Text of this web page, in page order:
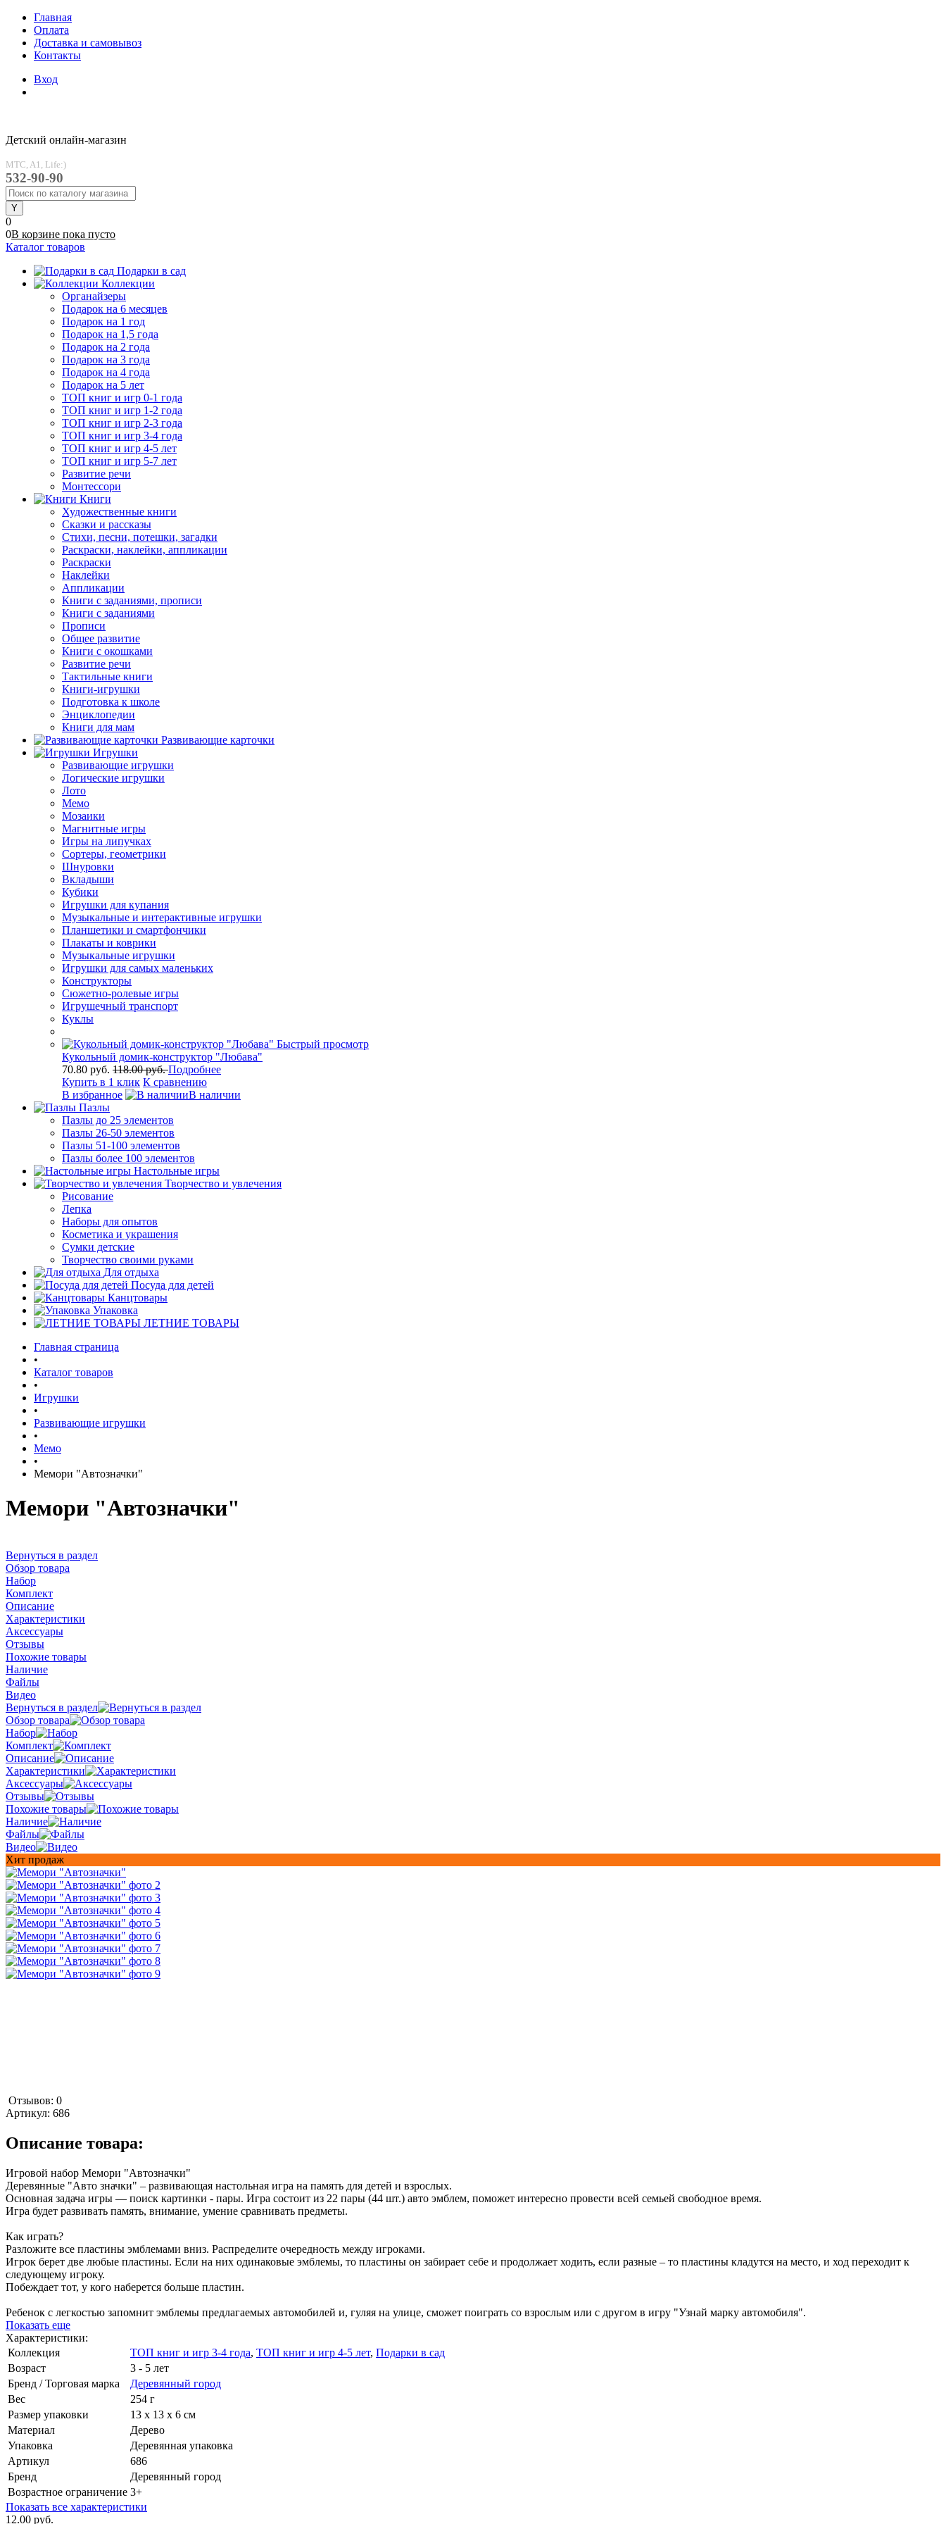
Главная
Оплата
Доставка и самовывоз
Контакты
Вход
Детский онлайн-магазин
MTC, A1, Life:)
532-90-90
0
0В корзине пока пусто
Каталог товаров
Подарки в сад
Коллекции
Органайзеры
Подарок на 6 месяцев
Подарок на 1 год
Подарок на 1,5 года
Подарок на 2 года
Подарок на 3 года
Подарок на 4 года
Подарок на 5 лет
ТОП книг и игр 0-1 года
ТОП книг и игр 1-2 года
ТОП книг и игр 2-3 года
ТОП книг и игр 3-4 года
ТОП книг и игр 4-5 лет
ТОП книг и игр 5-7 лет
Развитие речи
Монтессори
Книги
Художественные книги
Сказки и рассказы
Стихи, песни, потешки, загадки
Раскраски, наклейки, аппликации
Раскраски
Наклейки
Аппликации
Книги с заданиями, прописи
Книги с заданиями
Прописи
Общее развитие
Книги с окошками
Развитие речи
Тактильные книги
Книги-игрушки
Подготовка к школе
Энциклопедии
Книги для мам
Развивающие карточки
Игрушки
Развивающие игрушки
Логические игрушки
Лото
Мемо
Мозаики
Магнитные игры
Игры на липучках
Сортеры, геометрики
Шнуровки
Вкладыши
Кубики
Игрушки для купания
Музыкальные и интерактивные игрушки
Планшетики и смартфончики
Плакаты и коврики
Музыкальные игрушки
Игрушки для самых маленьких
Конструкторы
Сюжетно-ролевые игры
Игрушечный транспорт
Куклы
Быстрый просмотр
Кукольный домик-конструктор "Любава"
70.80 руб. 118.00 руб.Подробнее
Купить в 1 клик К сравнению
В избранное
В наличии
Пазлы
Пазлы до 25 элементов
Пазлы 26-50 элементов
Пазлы 51-100 элементов
Пазлы более 100 элементов
Настольные игры
Творчество и увлечения
Рисование
Лепка
Наборы для опытов
Косметика и украшения
Сумки детские
Творчество своими руками
Для отдыха
Посуда для детей
Канцтовары
Упаковка
ЛЕТНИЕ ТОВАРЫ
Главная страница
•
Каталог товаров
•
Игрушки
•
Развивающие игрушки
•
Мемо
•
Мемори "Автозначки"
Мемори "Автозначки"
Вернуться в раздел
Обзор товара
Набор
Комплект
Описание
Характеристики
Аксессуары
Отзывы
Похожие товары
Наличие
Файлы
Видео
Вернуться в раздел
Обзор товара
Набор
Комплект
Описание
Характеристики
Аксессуары
Отзывы
Похожие товары
Наличие
Файлы
Видео
Хит продаж
Отзывов: 0
Артикул: 686
Описание товара:
Игровой набор Мемори "Автозначки"
Деревянные "Авто значки" – развивающая настольная игра на память для детей и взрослых.
Основная задача игры — поиск картинки - пары. Игра состоит из 22 пары (44 шт.) авто эмблем, поможет интересно провести всей семьей свободное время.
Игра будет развивать память, внимание, умение сравнивать предметы.
Как играть?
Разложите все пластины эмблемами вниз. Распределите очередность между игроками.
Игрок берет две любые пластины. Если на них одинаковые эмблемы, то пластины он забирает себе и продолжает ходить, если разные – то пластины кладутся на место, и ход переходит к
следующему игроку.
Побеждает тот, у кого наберется больше пластин.
Ребенок с легкостью запомнит эмблемы предлагаемых автомобилей и, гуляя на улице, сможет поиграть со взрослым или с другом в игру "Узнай марку автомобиля".
Показать еще
Характеристики:
Коллекция
ТОП книг и игр 3-4 года, ТОП книг и игр 4-5 лет, Подарки в сад
Возраст
3 - 5 лет
Бренд / Торговая марка
Деревянный город
Вес
254 г
Размер упаковки
13 х 13 х 6 см
Материал
Дерево
Упаковка
Деревянная упаковка
Артикул
686
Бренд
Деревянный город
Возрастное ограничение 3+
Показать все характеристики
12.00 руб.